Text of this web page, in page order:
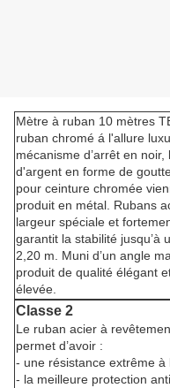
Mètre à ruban 10 mètres
ruban chromé á l'allure
mécanisme d’arrêt en
d'argent en forme de
pour ceinture chromée
produit en métal. Rubans
largeur spéciale et
garantit la stabilité jusqu’à
2,20 m. Muni d’un angle
produit de qualité élégant
élevée.
Classe 2
Le ruban acier à
permet d’avoir :
- une résistance extrême à
- la meilleure protection